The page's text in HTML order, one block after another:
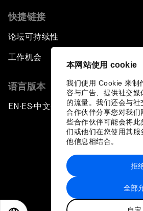
本网站使用 cookie
我们使用 Cookie 来制
容与广告、提供社交媒
的流量。我们还会与
合作伙伴分享您对我
些合作伙伴可能会将
们或他们在您使用其
他信息相结合。
全部
拒
快捷链接
论坛可持续性
工作机会
语言版本
EN ▪ES▪中文▪ 日本語
站点地图